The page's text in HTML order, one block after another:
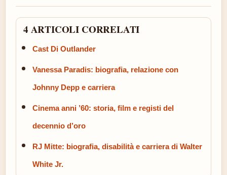
4 ARTICOLI CORRELATI
Cast Di Outlander
Vanessa Paradis: biografia, relazione con
Johnny Depp e carriera
Cinema anni ’60: storia, film e registi del
decennio d’oro
RJ Mitte: biografia, disabilità e carriera di Walter
White Jr.